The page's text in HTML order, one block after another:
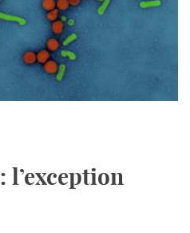
l’exception